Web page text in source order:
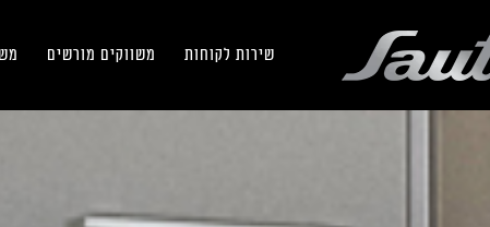
שירות לקוחות משווקים מורשים